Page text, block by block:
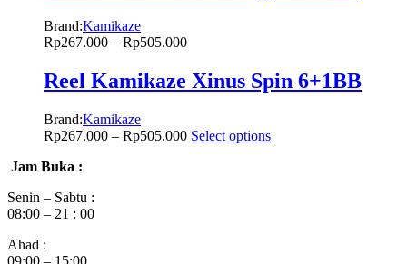
Brand:Kamikaze
Rp267.000 – Rp505.000
Reel Kamikaze Xinus Spin 6+1BB
Brand:Kamikaze
Rp267.000 – Rp505.000 Select options
Jam Buka :
Senin – Sabtu :
08:00 – 21 : 00
Ahad :
09:00 – 15:00